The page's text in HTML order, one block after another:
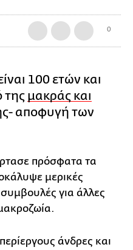
0
100 ετών και
της μακράς και
αποφυγή των
πρόσφατα τα
μερικές
για άλλες
άνδρες και